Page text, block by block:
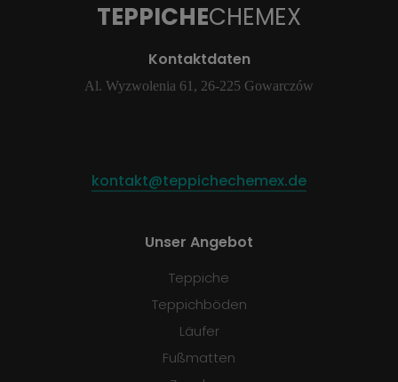
TEPPICHECHEMEX
Kontaktdaten
Al. Wyzwolenia 61, 26-225 Gowarczów
kontakt@teppichechemex.de
Unser Angebot
Teppiche
Teppichböden
Läufer
Fußmatten